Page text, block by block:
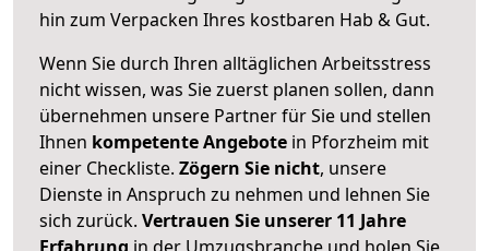
hin zum Verpacken Ihres kostbaren Hab & Gut.
Wenn Sie durch Ihren alltäglichen Arbeitsstress
nicht wissen, was Sie zuerst planen sollen, dann
übernehmen unsere Partner für Sie und stellen
Ihnen kompetente Angebote in Pforzheim mit
einer Checkliste. Zögern Sie nicht, unsere
Dienste in Anspruch zu nehmen und lehnen Sie
sich zurück. Vertrauen Sie unserer 11 Jahre